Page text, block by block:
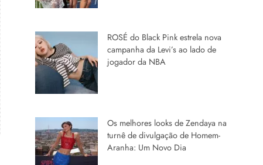
ROSÉ do Black Pink estrela nova
campanha da Levi’s ao lado de
jogador da NBA
Os melhores looks de Zendaya na
turnê de divulgação de Homem-
Aranha: Um Novo Dia